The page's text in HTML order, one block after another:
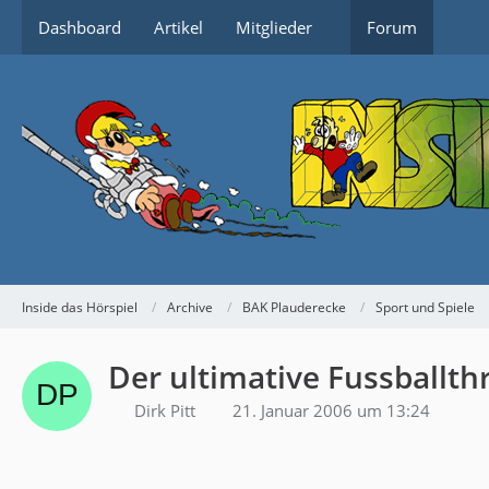
Dashboard Artikel Mitglieder Forum
Inside das Hörspiel Archive BAK Plauderecke Sport und Spiele
Der ultimative
Dirk Pitt 21. Januar 2006 um 13:24